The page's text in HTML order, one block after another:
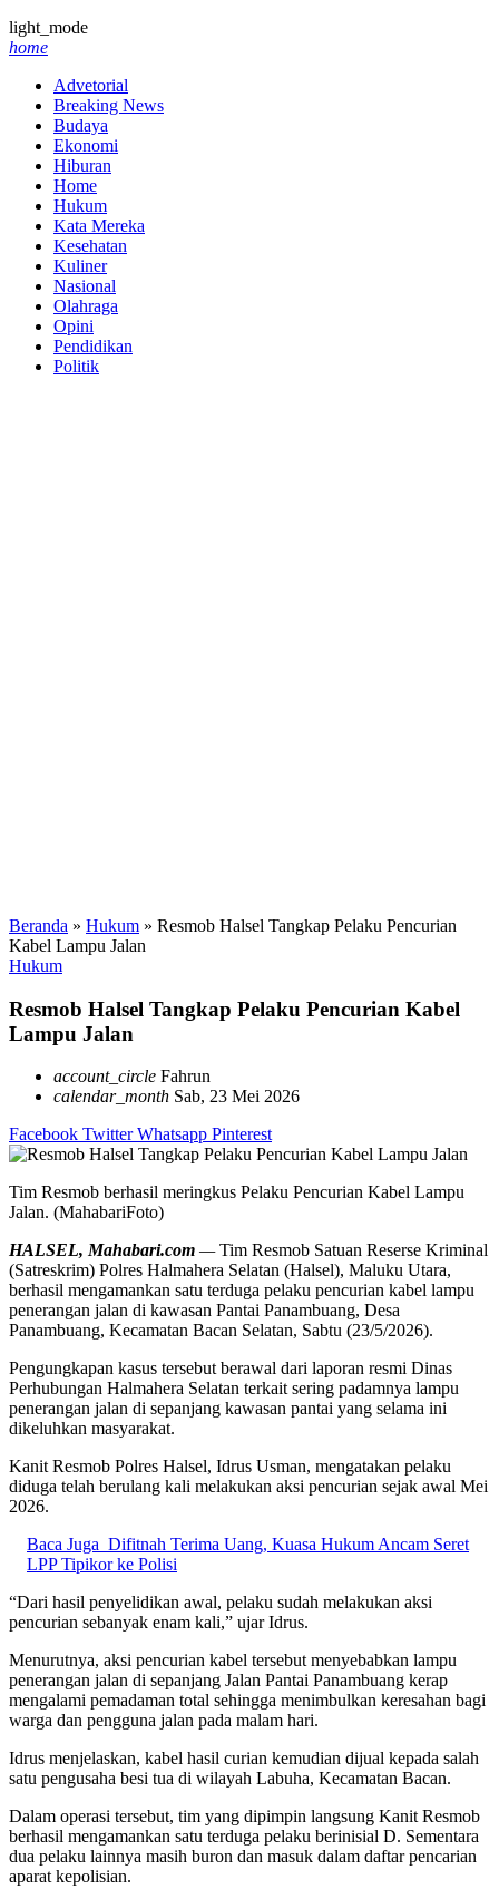
light_mode
home
Advetorial
Breaking News
Budaya
Ekonomi
Hiburan
Home
Hukum
Kata Mereka
Kesehatan
Kuliner
Nasional
Olahraga
Opini
Pendidikan
Politik
Beranda » Hukum » Resmob Halsel Tangkap Pelaku Pencurian
Kabel Lampu Jalan
Hukum
Resmob Halsel Tangkap Pelaku Pencurian Kabel
Lampu Jalan
account_circle Fahrun
calendar_month Sab, 23 Mei 2026
Facebook Twitter Whatsapp Pinterest
Tim Resmob berhasil meringkus Pelaku Pencurian Kabel Lampu
Jalan. (MahabariFoto)
HALSEL, Mahabari.com —Tim Resmob Satuan Reserse Kriminal
(Satreskrim) Polres Halmahera Selatan (Halsel), Maluku Utara,
berhasil mengamankan satu terduga pelaku pencurian kabel lampu
penerangan jalan di kawasan Pantai Panambuang, Desa
Panambuang, Kecamatan Bacan Selatan, Sabtu (23/5/2026).
Pengungkapan kasus tersebut berawal dari laporan resmi Dinas
Perhubungan Halmahera Selatan terkait sering padamnya lampu
penerangan jalan di sepanjang kawasan pantai yang selama ini
dikeluhkan masyarakat.
Kanit Resmob Polres Halsel, Idrus Usman, mengatakan pelaku
diduga telah berulang kali melakukan aksi pencurian sejak awal Mei
2026.
Baca Juga Difitnah Terima Uang, Kuasa Hukum Ancam Seret
LPP Tipikor ke Polisi
“Dari hasil penyelidikan awal, pelaku sudah melakukan aksi
pencurian sebanyak enam kali,” ujar Idrus.
Menurutnya, aksi pencurian kabel tersebut menyebabkan lampu
penerangan jalan di sepanjang Jalan Pantai Panambuang kerap
mengalami pemadaman total sehingga menimbulkan keresahan bagi
warga dan pengguna jalan pada malam hari.
Idrus menjelaskan, kabel hasil curian kemudian dijual kepada salah
satu pengusaha besi tua di wilayah Labuha, Kecamatan Bacan.
Dalam operasi tersebut, tim yang dipimpin langsung Kanit Resmob
berhasil mengamankan satu terduga pelaku berinisial D. Sementara
dua pelaku lainnya masih buron dan masuk dalam daftar pencarian
aparat kepolisian.